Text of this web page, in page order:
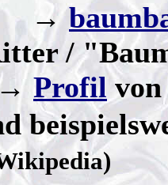
→
/
Profil